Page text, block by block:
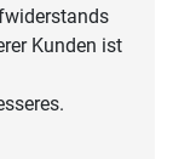
Kunden ist